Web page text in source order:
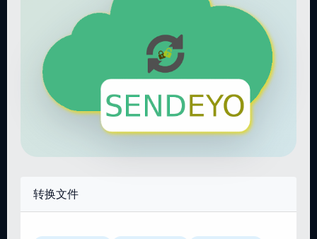
转换文件